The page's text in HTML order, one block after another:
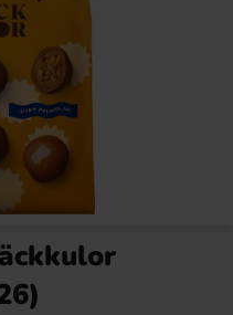
Tea Bags 40st